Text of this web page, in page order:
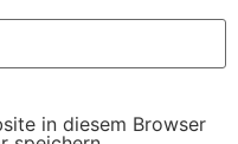
in diesem Browser